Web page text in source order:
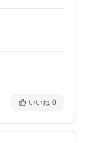
いいね 0